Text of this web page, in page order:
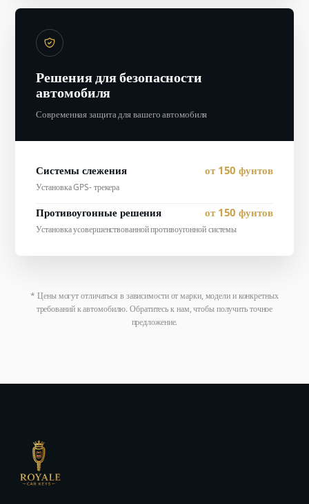
Решения для безопасности
автомобиля
Современная защита для вашего автомобиля
Системы слежения от 150 фунтов
Установка GPS- трекера
Противоугонные решения от 150 фунтов
Установка усовершенствованной противоугонной системы
* Цены могут отличаться в зависимости от марки, модели и конкретных
требований к автомобилю. Обратитесь к нам, чтобы получить точное
предложение.